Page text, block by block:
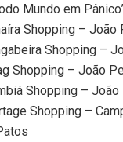
Mundo em
Shopping – João
Shopping –
Shopping – João
Shopping –
Shopping –